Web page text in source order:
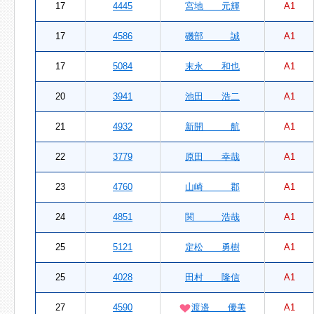
17 4445 宮地 元輝 A1
17 4586 磯部 誠 A1
17 5084 末永 和也 A1
20 3941 池田 浩二 A1
21 4932 新開 航 A1
22 3779 原田 幸哉 A1
23 4760 山崎 郡 A1
24 4851 関 浩哉 A1
25 5121 定松 勇樹 A1
25 4028 田村 隆信 A1
27 4590 渡邉 優美 A1